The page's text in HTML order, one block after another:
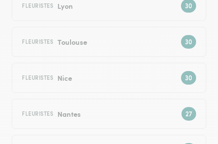
FLEURISTES Lyon
FLEURISTES Toulouse
FLEURISTES Nice
FLEURISTES Nantes